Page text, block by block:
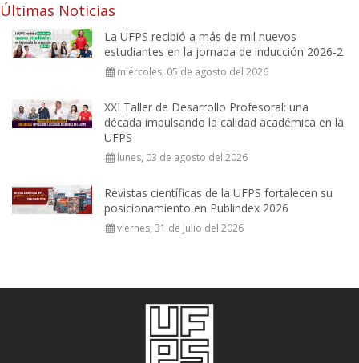
Últimas Noticias
La UFPS recibió a más de mil nuevos
estudiantes en la jornada de inducción 2026-2
miércoles, 05 de agosto del 2026
XXI Taller de Desarrollo Profesoral: una
década impulsando la calidad académica en la
UFPS
lunes, 03 de agosto del 2026
Revistas científicas de la UFPS fortalecen su
posicionamiento en Publindex 2026
viernes, 31 de julio del 2026